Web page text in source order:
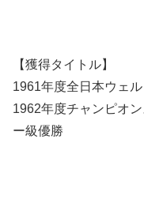
【獲得タイトル】
1961年度全日本ウェ
1962年度チャンピオ
ー級優勝